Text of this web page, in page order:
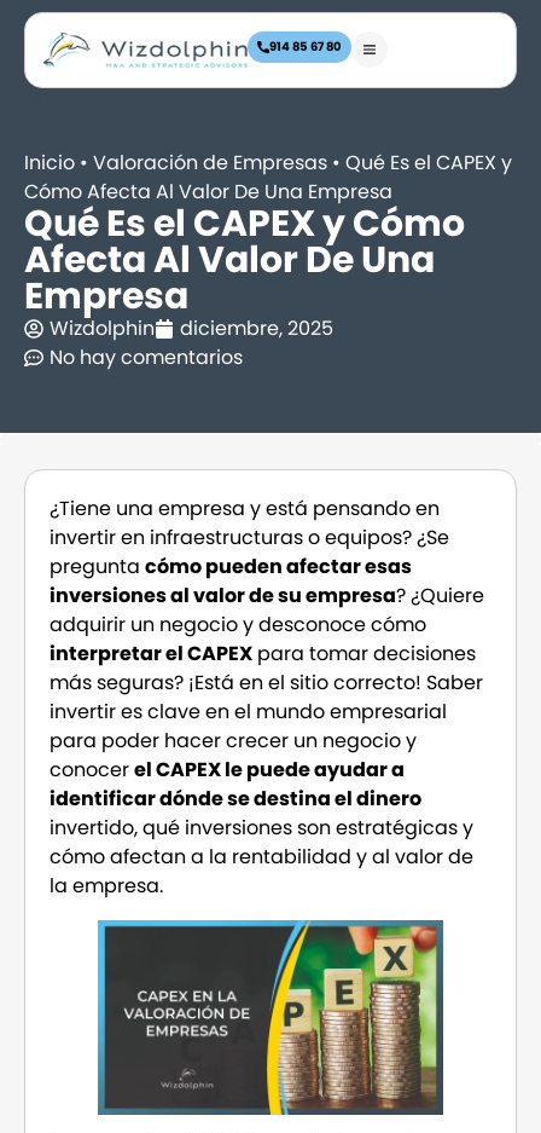
914 85 67 80
Inicio • Valoración de Empresas • Qué Es el CAPEX y
Cómo Afecta Al Valor De Una Empresa
Qué Es el CAPEX y Cómo
Afecta Al Valor De Una
Empresa
Wizdolphin
diciembre, 2025
No hay comentarios
¿Tiene una empresa y está pensando en
invertir en infraestructuras o equipos? ¿Se
pregunta cómo pueden afectar esas
inversiones al valor de su empresa? ¿Quiere
adquirir un negocio y desconoce cómo
interpretar el CAPEX para tomar decisiones
más seguras? ¡Está en el sitio correcto! Saber
invertir es clave en el mundo empresarial
para poder hacer crecer un negocio y
conocerel CAPEX le puede ayudar a
identificar dónde se destina el dinero
invertido, qué inversiones son estratégicas y
cómo afectan a la rentabilidad y al valor de
la empresa.